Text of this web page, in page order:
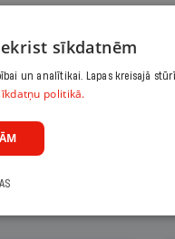
sīkdatnēm
un analītikai. Lapas kreisajā
politikā.